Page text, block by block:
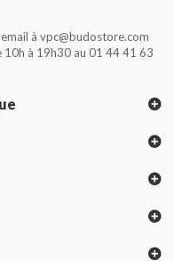
à vpc@budostore.com
10h à 19h30 au 01 44 41 63